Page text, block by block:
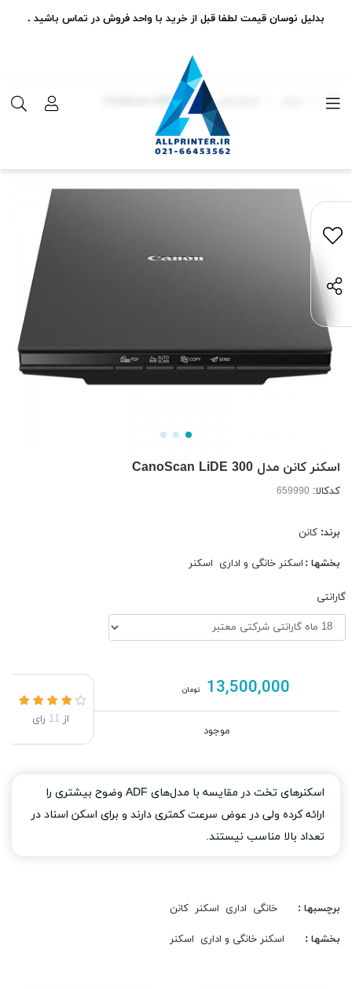
اسکنر کانن مدل CanoScan LiDE 300
اسکنر کانن مدل CanoScan LiDE 300
کدکالا:
برند: کانن
بخشها : اسکنر خانگی و اداری اسکنر
گارانتی
13,500,000 تومان
موجود
از11 رای
اسکنرهای تخت در مقایسه با مدل‌های ADF وضوح بیشتری را
ارائه کرده ولی در عوض سرعت کمتری دارند و برای اسکن اسناد در
تعداد بالا مناسب نیستند.
برچسبها : خانگی اداری اسکنر کانن
بخشها : اسکنر خانگی و اداری اسکنر
بدلیل نوسان قیمت لطفا قبل از خرید با واحد فروش در تماس باشید .